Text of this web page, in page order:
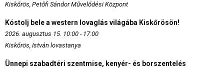
Kiskőrös, Petőfi Sándor Művelődési Központ
Kóstolj bele a western lovaglás világába Kiskőrösön!
2026. augusztus 15. 10:00 - 17:00
Kiskőrös, István lovastanya
Ünnepi szabadtéri szentmise, kenyér- és borszentelés